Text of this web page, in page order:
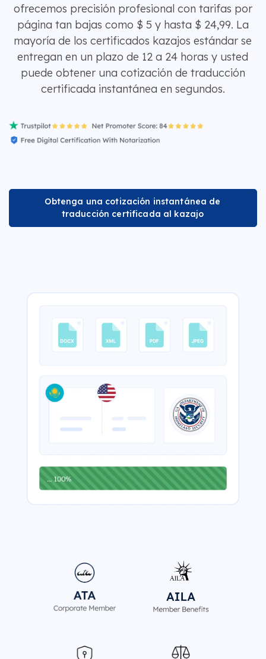
ofrecemos precisión profesional con tarifas por
página tan bajas como $ 5 y hasta $ 24,99. La
mayoría de los certificados kazajos estándar se
entregan en un plazo de 12 a 24 horas y usted
puede obtener una cotización de traducción
certificada instantánea en segundos.
Obtenga una cotización instantánea de
traducción certificada al kazajo